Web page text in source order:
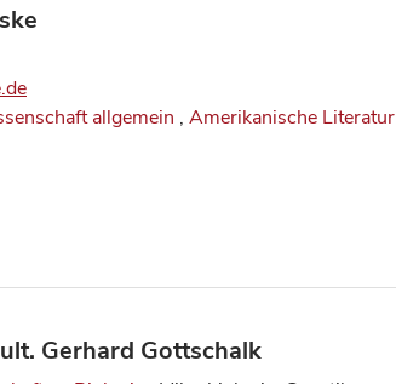
allgemein , Amerikanische Literatur
Gerhard Gottschalk